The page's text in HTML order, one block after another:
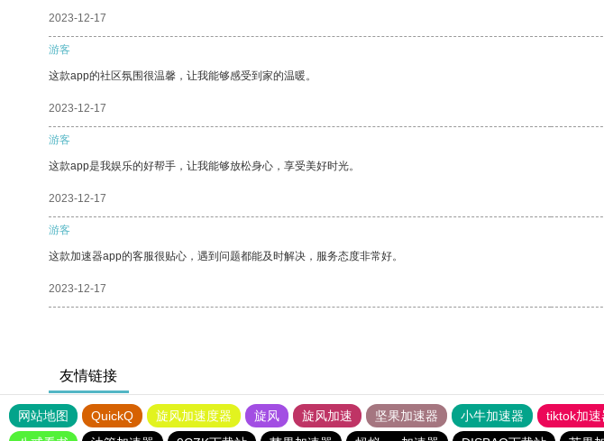
2023-12-17
游客
这款app的社区氛围很温馨，让我能够感受到家的温暖。
2023-12-17
游客
这款app是我娱乐的好帮手，让我能够放松身心，享受美好时光。
2023-12-17
游客
这款加速器app的客服很贴心，遇到问题都能及时解决，服务态度非常好。
2023-12-17
友情链接
网站地图 QuickQ 旋风加速度器 旋风 旋风加速 坚果加速器 小牛加速器 tiktok加速